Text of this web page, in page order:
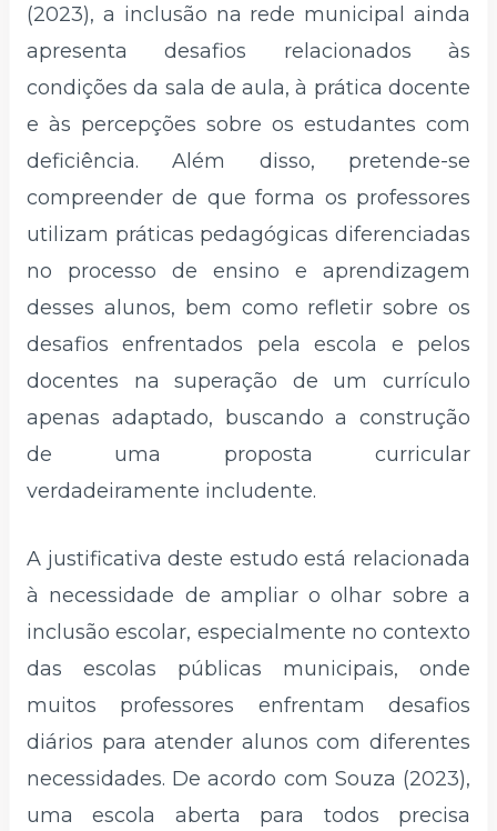
(2023), a inclusão na rede municipal ainda
apresenta desafios relacionados às
condições da sala de aula, à prática docente
e às percepções sobre os estudantes com
deficiência. Além disso, pretende-se
compreender de que forma os professores
utilizam práticas pedagógicas diferenciadas
no processo de ensino e aprendizagem
desses alunos, bem como refletir sobre os
desafios enfrentados pela escola e pelos
docentes na superação de um currículo
apenas adaptado, buscando a construção
de uma proposta curricular
verdadeiramente includente.
A justificativa deste estudo está relacionada
à necessidade de ampliar o olhar sobre a
inclusão escolar, especialmente no contexto
das escolas públicas municipais, onde
muitos professores enfrentam desafios
diários para atender alunos com diferentes
necessidades. De acordo com Souza (2023),
uma escola aberta para todos precisa